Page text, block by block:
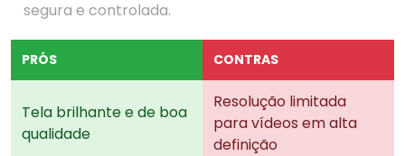
segura e controlada.
PRÓS CONTRAS
Tela brilhante e de boa
qualidade
Resolução limitada
para vídeos em alta
definição